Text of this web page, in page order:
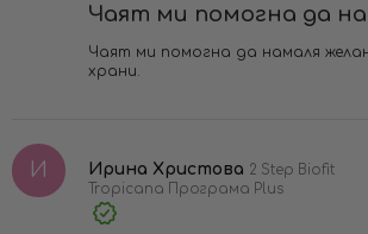
Чаят ми помогна да
Чаят ми помогна да намаля
храни.​
И Ирина Христова 2 Step Biofit
Tropicana Програма Plus